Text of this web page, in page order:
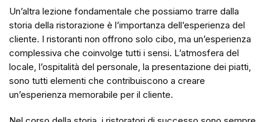
Un’altra lezione fondamentale che possiamo trarre dalla
storia della ristorazione è l’importanza dell’esperienza del
cliente. I ristoranti non offrono solo cibo, ma un’esperienza
complessiva che coinvolge tutti i sensi. L’atmosfera del
locale, l’ospitalità del personale, la presentazione dei piatti,
sono tutti elementi che contribuiscono a creare
un’esperienza memorabile per il cliente.